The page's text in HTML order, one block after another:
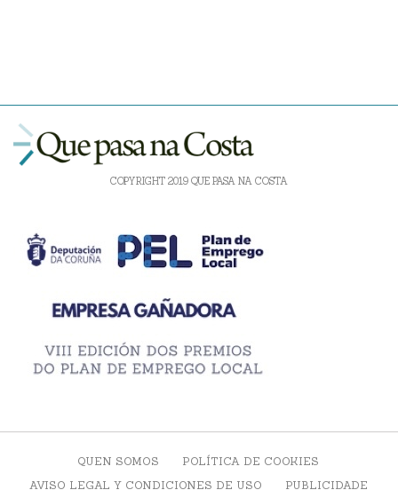
COPYRIGHT 2019 QUE PASA NA COSTA
QUEN SOMOS
POLÍTICA DE COOKIES
AVISO LEGAL Y CONDICIONES DE USO
PUBLICIDADE